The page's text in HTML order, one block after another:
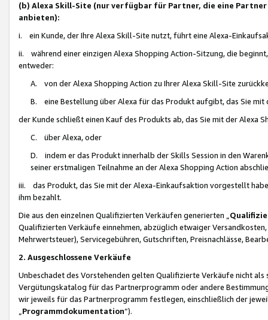
(b) Alexa Skill-Site (nur verfügbar für Partner, die eine
anbieten):
i. ein Kunde, der Ihre Alexa Skill-Site nutzt, führt eine Alexa-
ii. während einer einzigen Alexa Shopping Action-Sitzung, die
entweder:
A. von der Alexa Shopping Action zu Ihrer Alexa Skill-Site
B. eine Bestellung über Alexa für das Produkt aufgibt, das Sie mit
der Kunde schließt einen Kauf des Produkts ab, das Sie mit der Alexa
C. über Alexa, oder
D. indem er das Produkt innerhalb der Skills Session in den
seiner erstmaligen Teilnahme an der Alexa Shopping Action
iii. das Produkt, das Sie mit der Alexa-Einkaufsaktion vorgestellt
ihm bezahlt.
Die aus den einzelnen Qualifizierten Verkäufen generierten „
Qualifizierten Verkäufe einnehmen, abzüglich etwaiger
Mehrwertsteuer), Servicegebühren, Gutschriften, Preisnachlässe,
2. Ausgeschlossene Verkäufe
Unbeschadet des Vorstehenden gelten Qualifizierte Verkäufe nicht
Vergütungskatalog für das Partnerprogramm oder andere
wir jeweils für das Partnerprogramm festlegen, einschließlich der
Programmdokumentation“).